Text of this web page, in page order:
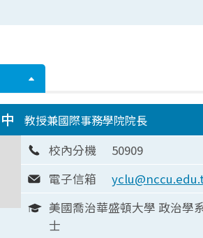
教授兼國際事務學院院長
校內分機
50909
電子信箱
美國喬治華盛頓大學 政治學
士